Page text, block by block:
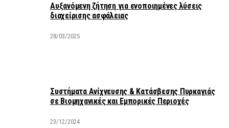
Αυξανόμενη ζήτηση για ενοποιημένες λύσεις
διαχείρισης ασφάλειας
28/03/2025
Συστήματα Ανίχνευσης & Κατάσβεσης Πυρκαγιάς
σε Βιομηχανικές και Εμπορικές Περιοχές
23/12/2024